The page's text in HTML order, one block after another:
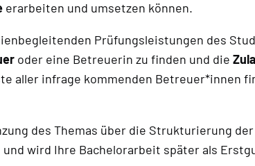
erarbeiten und umsetzen können.
Prüfungsleistungen des
oder eine Betreuerin zu finden und die
aller infrage kommenden Betreuer*innen
des Themas über die Strukturierung
wird Ihre Bachelorarbeit später als